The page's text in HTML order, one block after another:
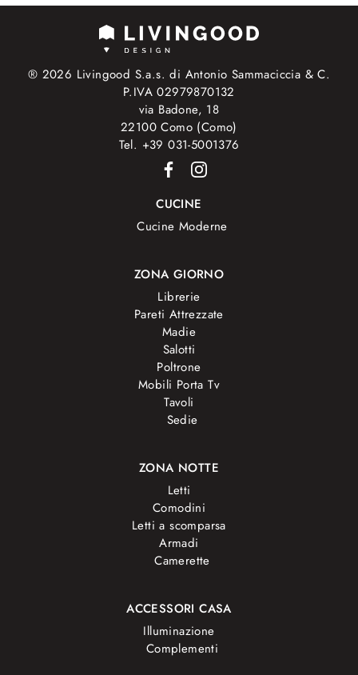
® 2026 Livingood S.a.s. di Antonio Sammaciccia & C.
P.IVA 02979870132
via Badone, 18
22100 Como (Como)
Tel. +39 031-5001376
CUCINE
Cucine Moderne
ZONA GIORNO
Librerie
Pareti Attrezzate
Madie
Salotti
Poltrone
Mobili Porta Tv
Tavoli
Sedie
ZONA NOTTE
Letti
Comodini
Letti a scomparsa
Armadi
Camerette
ACCESSORI CASA
Illuminazione
Complementi